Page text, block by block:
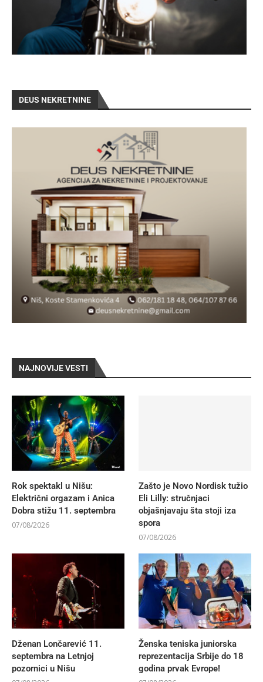
DEUS NEKRETNINE
NAJNOVIJE VESTI
Rok spektakl u Nišu:
Električni orgazam i Anica
Dobra stižu 11. septembra
07/08/2026
Zašto je Novo Nordisk tužio
Eli Lilly: stručnjaci
objašnjavaju šta stoji iza
spora
07/08/2026
Dženan Lončarević 11.
septembra na Letnjoj
pozornici u Nišu
Ženska teniska juniorska
reprezentacija Srbije do 18
godina prvak Evrope!